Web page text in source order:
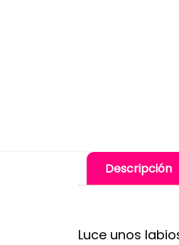
Descripción
Luce unos